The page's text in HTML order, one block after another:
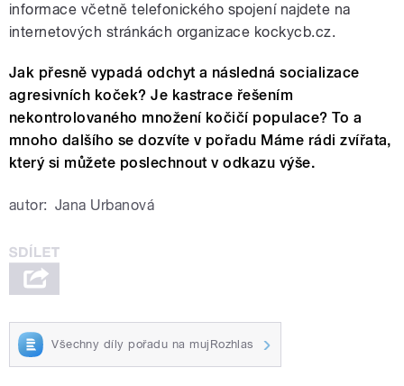
informace včetně telefonického spojení najdete na
internetových stránkách organizace kockycb.cz.
Jak přesně vypadá odchyt a následná socializace
agresivních koček? Je kastrace řešením
nekontrolovaného množení kočičí populace? To a
mnoho dalšího se dozvíte v pořadu Máme rádi zvířata,
který si můžete poslechnout v odkazu výše.
autor: Jana Urbanová
Všechny díly pořadu na mujRozhlas